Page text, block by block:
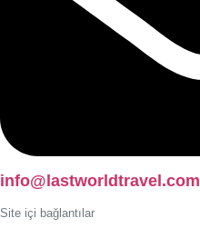
info@lastworldtravel.com
Site içi bağlantılar